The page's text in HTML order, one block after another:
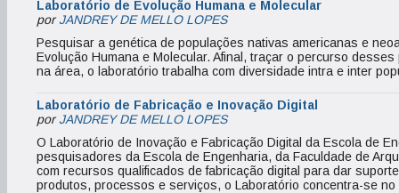
Laboratório de Evolução Humana e Molecular
porJANDREY DE MELLO LOPES
Pesquisar a genética de populações nativas americanas e
Evolução Humana e Molecular. Afinal, traçar o percurso
na área, o laboratório trabalha com diversidade intra e inter
Laboratório de Fabricação e Inovação Digital
porJANDREY DE MELLO LOPES
O Laboratório de Inovação e Fabricação Digital da Escola de
pesquisadores da Escola de Engenharia, da Faculdade de
com recursos qualificados de fabricação digital para dar
produtos, processos e serviços, o Laboratório concentra-se